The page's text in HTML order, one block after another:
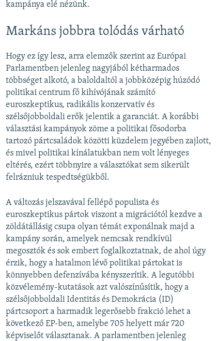
kampánya elé nézünk.
Markáns jobbra tolódás várható
Hogy ez így lesz, arra elemzők szerint az Európai
Parlamentben jelenleg nagyjából kétharmados
többséget alkotó, a baloldaltól a jobbközépig húzódó
politikai centrum fő kihívójának számító
euroszkeptikus, radikális konzervatív és
szélsőjobboldali erők jelentik a garanciát. A korábbi
választási kampányok zöme a politikai fősodorba
tartozó pártcsaládok közötti küzdelem jegyében zajlott,
és mivel politikai kínálatukban nem volt lényeges
eltérés, ezért többnyire a választókat sem sikerült
felrázniuk tespedtségükből.
A változás jelszavával fellépő populista és
euroszkeptikus pártok viszont a migrációtól kezdve a
zöldátállásig csupa olyan témát exponálnak majd a
kampány során, amelyek nemcsak rendkívül
megosztók és sok embert foglalkoztatnak, de ahol úgy
érzik, hogy a hatalmon lévő politikai pártokat is
könnyebben defenzívába kényszerítik. A legutóbbi
közvélemény-kutatások azt valószínűsítik, hogy a
szélsőjobboldali Identitás és Demokrácia (ID)
pártcsoport a harmadik legerősebb frakció lehet a
következő EP-ben, amelybe 705 helyett már 720
képviselőt választanak. A parlamentben jelenleg